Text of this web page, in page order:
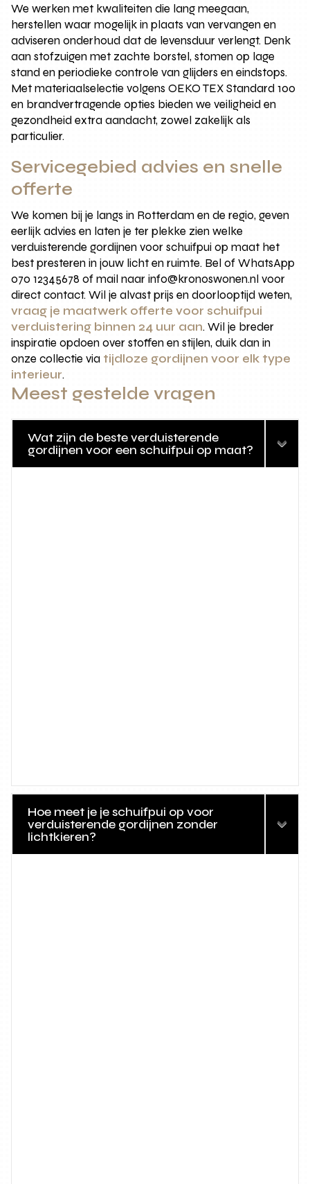
We werken met kwaliteiten die lang meegaan,
herstellen waar mogelijk in plaats van vervangen en
adviseren onderhoud dat de levensduur verlengt. Denk
aan stofzuigen met zachte borstel, stomen op lage
stand en periodieke controle van glijders en eindstops.
Met materiaalselectie volgens OEKO TEX Standard 100
en brandvertragende opties bieden we veiligheid en
gezondheid extra aandacht, zowel zakelijk als
particulier.
Servicegebied advies en snelle
offerte
We komen bij je langs in Rotterdam en de regio, geven
eerlijk advies en laten je ter plekke zien welke
verduisterende gordijnen voor schuifpui op maat het
best presteren in jouw licht en ruimte. Bel of WhatsApp
070 12345678 of mail naar info@kronoswonen.nl voor
direct contact. Wil je alvast prijs en doorlooptijd weten,
vraag je maatwerk offerte voor schuifpui
verduistering binnen 24 uur aan. Wil je breder
inspiratie opdoen over stoffen en stijlen, duik dan in
onze collectie via tijdloze gordijnen voor elk type
interieur.
Meest gestelde vragen
Wat zijn de beste verduisterende
gordijnen voor een schuifpui op maat?
Hoe meet je je schuifpui op voor
verduisterende gordijnen zonder
lichtkieren?